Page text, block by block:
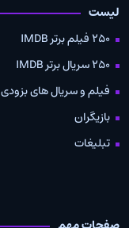
لیست
250 فیلم برتر IMDB
250 سریال برتر IMDB
فیلم و سریال های بزودی
بازیگران
تبلیغات